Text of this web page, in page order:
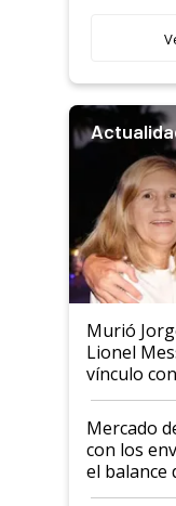
Murió
Lionel
vínculo
Mercado
con los
el balance
Posta